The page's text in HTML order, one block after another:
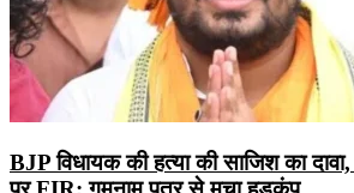
BJP विधायक की हत्या की साजिश का